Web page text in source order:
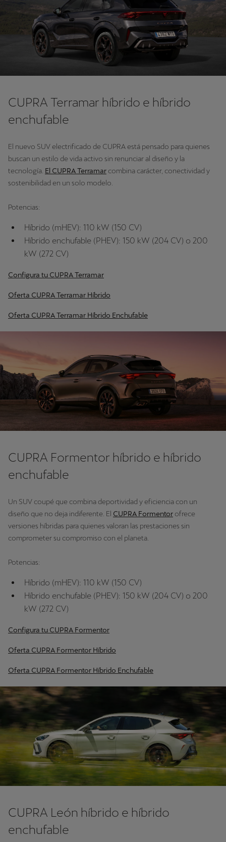
CUPRA Terramar híbrido e híbrido
enchufable
El nuevo SUV electrificado de CUPRA está pensado para quienes
buscan un estilo de vida activo sin renunciar al diseño y la
tecnología. El CUPRA Terramar combina carácter, conectividad y
sostenibilidad en un solo modelo.
Potencias:
Híbrido (mHEV): 110 kW (150 CV)
Híbrido enchufable (PHEV): 150 kW (204 CV) o 200
kW (272 CV)
Configura tu CUPRA Terramar
Oferta CUPRA Terramar Híbrido
Oferta CUPRA Terramar Híbrido Enchufable
CUPRA Formentor híbrido e híbrido
enchufable
Un SUV coupé que combina deportividad y eficiencia con un
diseño que no deja indiferente. El CUPRA Formentor ofrece
versiones híbridas para quienes valoran las prestaciones sin
comprometer su compromiso con el planeta.
Potencias:
Híbrido (mHEV): 110 kW (150 CV)
Híbrido enchufable (PHEV): 150 kW (204 CV) o 200
kW (272 CV)
Configura tu CUPRA Formentor
Oferta CUPRA Formentor Híbrido
Oferta CUPRA Formentor Híbrido Enchufable
CUPRA León híbrido e híbrido
enchufable